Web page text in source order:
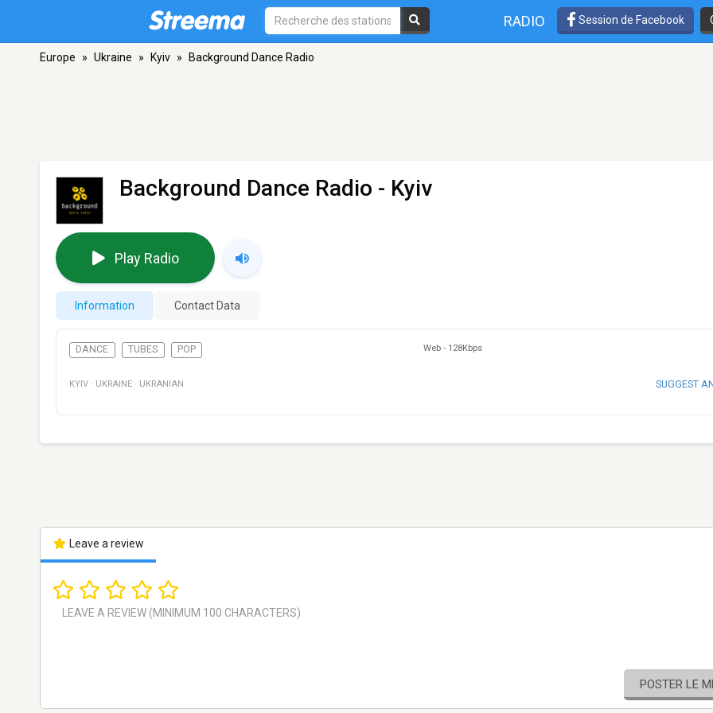
RADIO Session de Facebook
Europe » Ukraine » Kyiv » Background Dance Radio
Background Dance Radio - Kyiv
Play Radio
Information Contact Data
DANCE TUBES POP Web - 128Kbps
KYIV · UKRAINE · UKRANIAN SUGGEST
Leave a review
POSTER LE